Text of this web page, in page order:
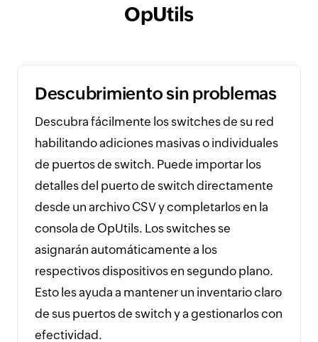
OpUtils
Descubrimiento sin problemas
Descubra fácilmente los switches de su red
habilitando adiciones masivas o individuales
de puertos de switch. Puede importar los
detalles del puerto de switch directamente
desde un archivo CSV y completarlos en la
consola de OpUtils. Los switches se
asignarán automáticamente a los
respectivos dispositivos en segundo plano.
Esto les ayuda a mantener un inventario claro
de sus puertos de switch y a gestionarlos con
efectividad.